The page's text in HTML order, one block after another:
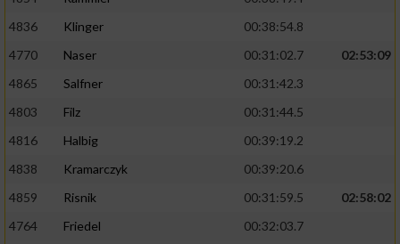
4836
Klinger
00:38:54.8
4770
Naser 00:31:02.7
02:53:09
4865
Salfner
00:31:42.3
4803
Filz
00:31:44.5
4816
Halbig
00:39:19.2
4838
Kramarczyk
00:39:20.6
4859
Risnik 00:31:59.5
02:58:02
4764
Friedel 00:32:03.7